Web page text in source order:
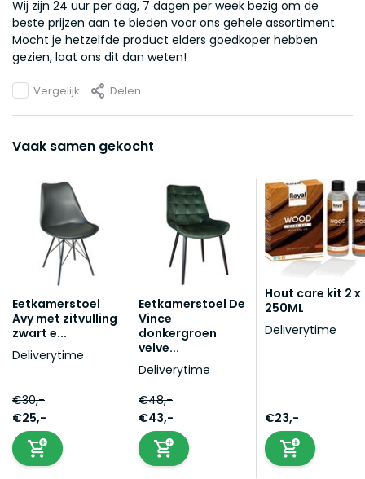
Wij zijn 24 uur per dag, 7 dagen per week bezig om de
beste prijzen aan te bieden voor ons gehele assortiment.
Mocht je hetzelfde product elders goedkoper hebben
gezien, laat ons dit dan weten!
Vergelijk Delen
Vaak samen gekocht
Eetkamerstoel
Avy met zitvulling
zwart e...
Deliverytime
€30,-
€25,-
Eetkamerstoel De
Vince
donkergroen
velve...
Deliverytime
€48,-
€43,-
Hout care kit 2 x
250ML
Deliverytime
€23,-